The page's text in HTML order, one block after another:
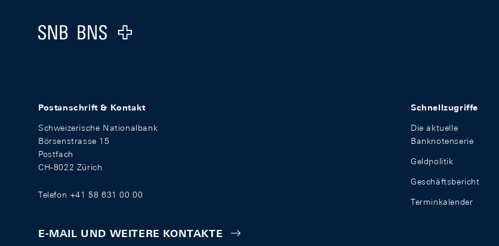
Logo
Postanschrift & Kontakt
Schweizerische Nationalbank
Börsenstrasse 15
Postfach
CH-8022 Zürich
Telefon +41 58 631 00 00
E-MAIL UND WEITERE KONTAKTE
Schnellzugriffe
Die aktuelle
Banknotenserie
Geldpolitik
Geschäftsbericht
Terminkalender